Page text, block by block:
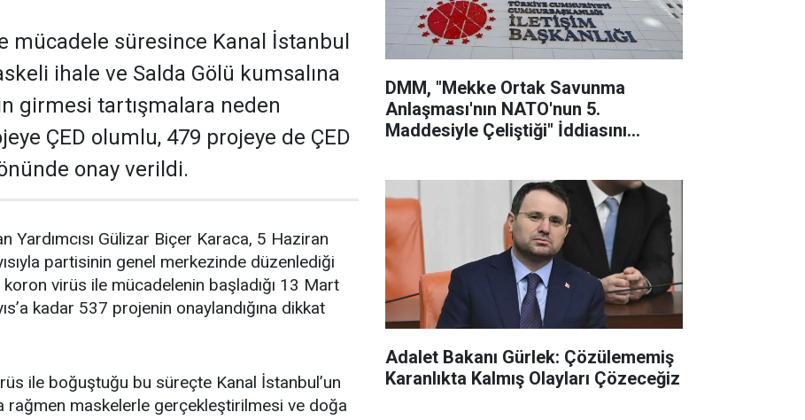
mücadele süresince Kanal İstanbul
ihale ve Salda Gölü kumsalına
girmesi tartışmalara neden
ÇED olumlu, 479 projeye de ÇED
onay verildi.
Yardımcısı Gülizar Biçer Karaca, 5 Haziran
partisinin genel merkezinde düzenlediği
koron virüs ile mücadelenin başladığı 13 Mart
kadar 537 projenin onaylandığına dikkat
ile boğuştuğu bu süreçte Kanal İstanbul’un
rağmen maskelerle gerçekleştirilmesi ve doğa
DMM, "Mekke Ortak Savunma
Anlaşması'nın NATO'nun 5.
Maddesiyle Çeliştiği" İddiasını
Adalet Bakanı Gürlek: Çözülememiş
Karanlıkta Kalmış Olayları Çözeceğiz